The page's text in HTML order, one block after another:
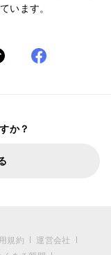
います。
か？
規約
運営会社